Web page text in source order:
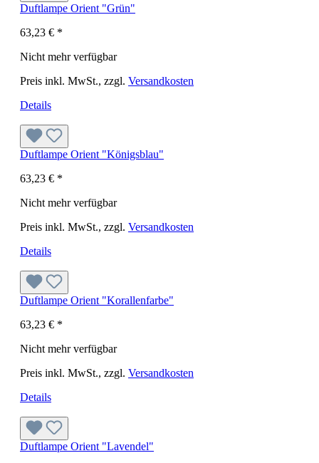
Duftlampe Orient "Grün"
63,23 € *
Nicht mehr verfügbar
Preis inkl. MwSt., zzgl. Versandkosten
Details
Duftlampe Orient "Königsblau"
63,23 € *
Nicht mehr verfügbar
Preis inkl. MwSt., zzgl. Versandkosten
Details
Duftlampe Orient "Korallenfarbe"
63,23 € *
Nicht mehr verfügbar
Preis inkl. MwSt., zzgl. Versandkosten
Details
Duftlampe Orient "Lavendel"